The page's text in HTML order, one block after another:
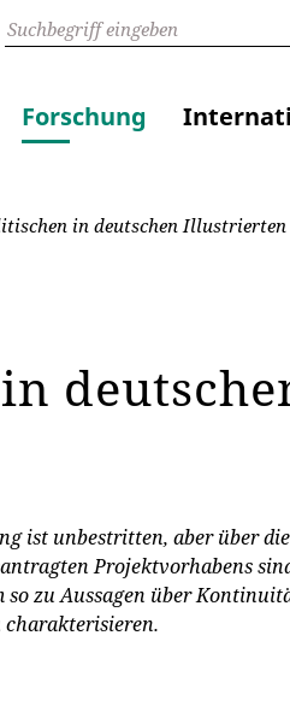
Forschung
in deutschen Illustrierten
ist unbestritten, aber über
Projektvorhabens
zu Aussagen über